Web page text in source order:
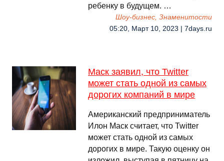
ребенку в будущем. …
Шоу-бизнес, Знаменитости
05:20, Март 10, 2023 | 7days.ru
Маск заявил, что Twitter
может стать одной из самых
дорогих компаний в мире
Американский предприниматель
Илон Маск считает, что Twitter
может стать одной из самых
дорогих в мире. Такую оценку он